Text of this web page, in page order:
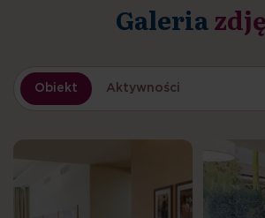
Galeria
Obiekt Aktywności